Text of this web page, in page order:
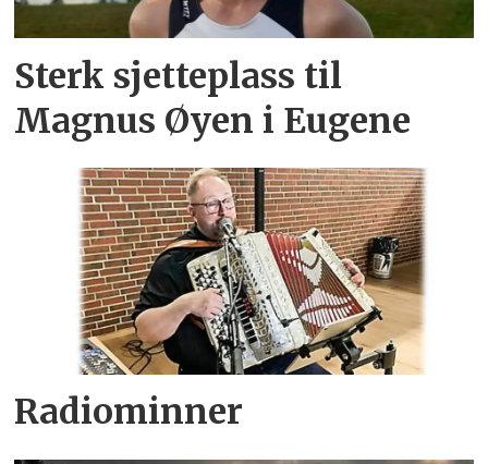
Sterk sjetteplass til
Magnus Øyen i Eugene
Radiominner